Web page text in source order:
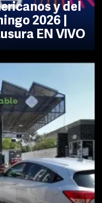
y del
2026 |
EN VIVO